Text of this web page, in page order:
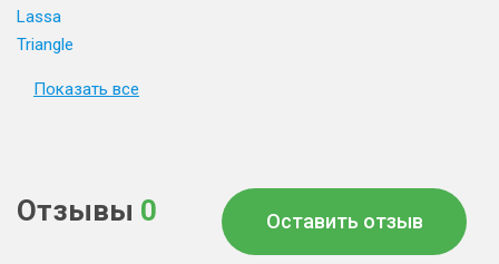
Lassa
Triangle
Показать все
Отзывы 0 Оставить отзыв